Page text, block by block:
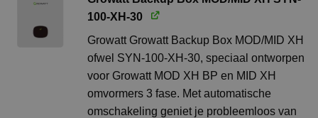
100-XH-30
Growatt Growatt Backup Box MOD/MID XH
ofwel SYN-100-XH-30, speciaal ontworpen
voor Growatt MOD XH BP en MID XH
omvormers 3 fase. Met automatische
omschakeling geniet je probleemloos van